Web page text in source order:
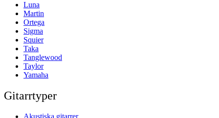
Luna
Martin
Ortega
Sigma
Squier
Taka
Tanglewood
Taylor
Yamaha
Gitarrtyper
Akustiska gitarrer